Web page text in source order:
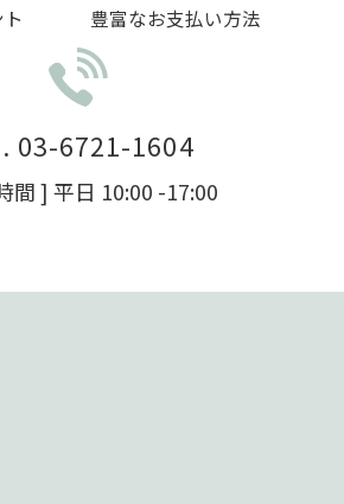
豊富なお支払い方法
03-6721-1604
間 ] 平日 10:00 -17:00